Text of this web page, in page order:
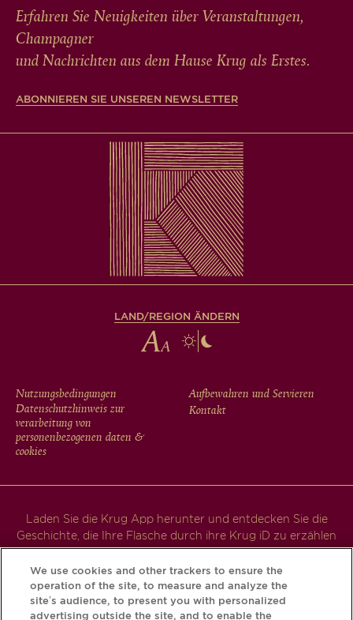
Erfahren Sie Neuigkeiten über Veranstaltungen,
Champagner
und Nachrichten aus dem Hause Krug als Erstes.
ABONNIEREN SIE UNSEREN NEWSLETTER
LAND/REGION ÄNDERN
FOOTER
MENU
Nutzungsbedingungen
Datenschutzhinweis zur
verarbeitung von
personenbezogenen daten &
cookies
Aufbewahren und Servieren
Kontakt
Laden Sie die Krug App herunter und entdecken Sie die
Geschichte, die Ihre Flasche durch ihre Krug iD zu erzählen
hat.
We use cookies and other trackers to ensure the
operation of the site, to measure and analyze the
site’s audience, to present you with personalized
advertising outside the site, and to enable the